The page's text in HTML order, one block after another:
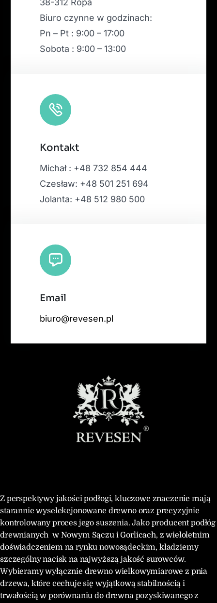
38-312 Ropa
Biuro czynne w godzinach:
Pn – Pt : 9:00 – 17:00
Sobota : 9:00 – 13:00
Kontakt
Michał : +48 732 854 444
Czesław: +48 501 251 694
Jolanta: +48 512 980 500
Email
biuro@revesen.pl
Z perspektywy jakości podłogi, kluczowe znaczenie mają
starannie wyselekcjonowane drewno oraz precyzyjnie
kontrolowany proces jego suszenia. Jako producent podłóg
drewnianych w Nowym Sączu i Gorlicach, z wieloletnim
doświadczeniem na rynku nowosądeckim, kładziemy
szczególny nacisk na najwyższą jakość surowców.
Wybieramy wyłącznie drewno wielkowymiarowe z pnia
drzewa, które cechuje się wyjątkową stabilnością i
trwałością w porównaniu do drewna pozyskiwanego z